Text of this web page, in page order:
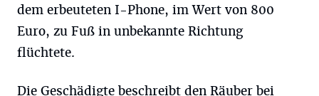
dem erbeuteten I-Phone, im Wert von 800
Euro, zu Fuß in unbekannte Richtung
flüchtete.
Die Geschädigte beschreibt den Räuber bei